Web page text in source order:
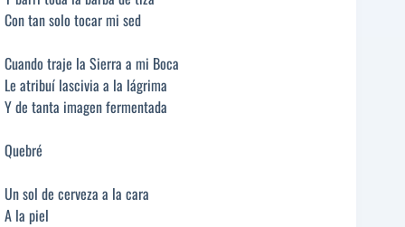
Con tan solo tocar mi sed
Cuando traje la Sierra a mi Boca
Le atribuí lascivia a la lágrima
Y de tanta imagen fermentada
Quebré
Un sol de cerveza a la cara
A la piel